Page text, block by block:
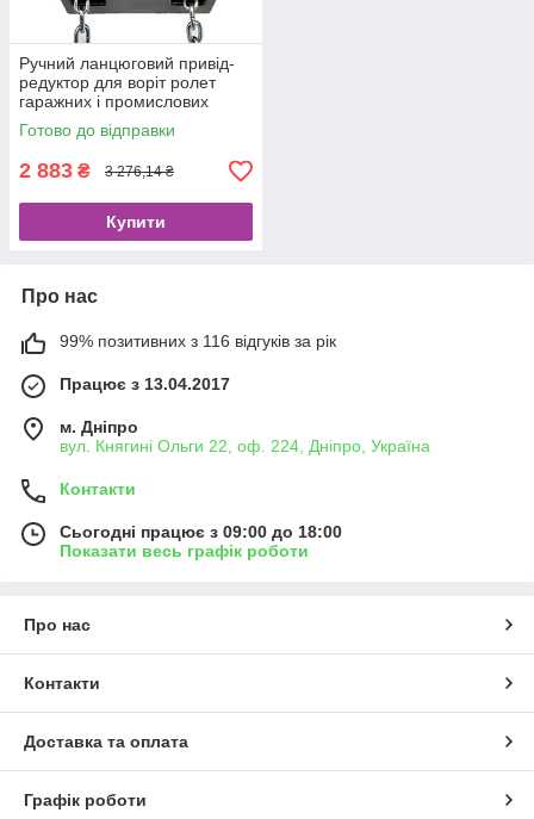
Ручний ланцюговий привід-
редуктор для воріт ролет
гаражних і промислових
секційних 4:1 на вал 25,4 мм
Готово до відправки
2 883 ₴ 3 276,14 ₴
Купити
Про нас
99% позитивних з 116 відгуків за рік
Працює з 13.04.2017
м. Дніпро
вул. Княгині Ольги 22, оф. 224, Дніпро, Україна
Контакти
Сьогодні працює з 09:00 до 18:00
Показати весь графік роботи
Про нас
Контакти
Доставка та оплата
Графік роботи